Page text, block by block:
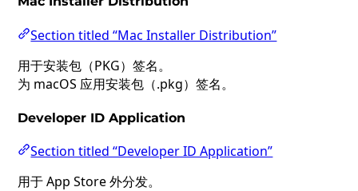
Section titled “Mac Installer Distribution”
用于安装包（PKG）签名。
为 macOS 应用安装包（.pkg）签名。
Developer ID Application
Section titled “Developer ID Application”
用于 App Store 外分发。